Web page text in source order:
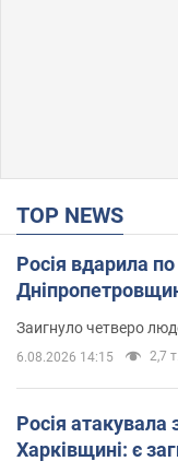
TOP NEWS
Росія вдарила по
Заигнуло четверо
6.08.2026 14:15 2,7 т.
Росія атакувала
Харківщині: є